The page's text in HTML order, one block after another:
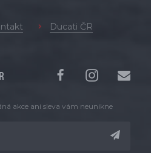
Ducati ČR
akce ani sleva vám neunikne